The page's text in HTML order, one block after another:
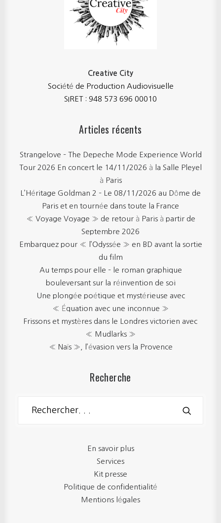
Creative City
Société de Production Audiovisuelle
SIRET : 948 573 696 00010
Articles récents
Strangelove – The Depeche Mode Experience World
Tour 2026 En concert le 14/11/2026 à la Salle Pleyel
à Paris
L’Héritage Goldman 2 – Le 08/11/2026 au Dôme de
Paris et en tournée dans toute la France
« Voyage Voyage » de retour à Paris à partir de
Septembre 2026
Embarquez pour « l’Odyssée » en BD avant la sortie
du film
Au temps pour elle – le roman graphique
bouleversant sur la réinvention de soi
Une plongée poétique et mystérieuse avec
« Équation avec une inconnue »
Frissons et mystères dans le Londres victorien avec
« Mudlarks »
« Naïs », l’évasion vers la Provence
Recherche
En savoir plus
Services
Kit presse
Politique de confidentialité
Mentions légales